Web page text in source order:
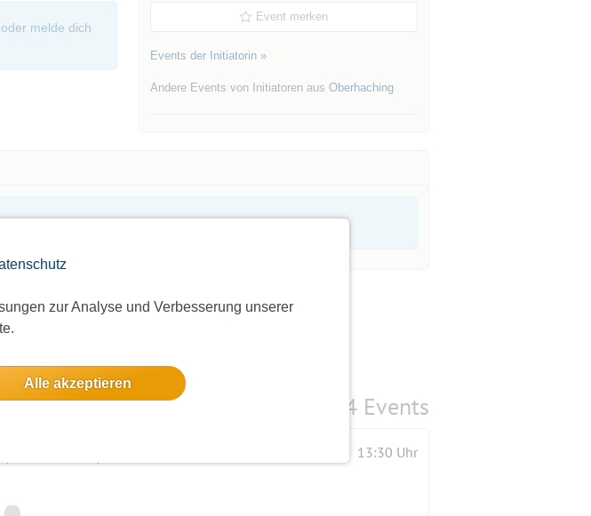
zur Analyse und Verbesserung unserer
Alle akzeptieren
melde dich
Event merken
Events der Initiatorin »
Andere Events von Initiatoren aus Oberhaching
Mitglieder sichtbar.
4 Events
13:30 Uhr